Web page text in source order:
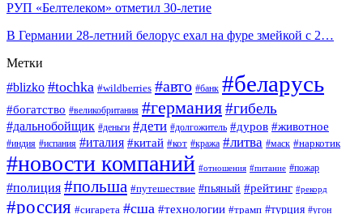
РУП «Белтелеком» отметил 30-летие
В Германии 28-летний белорус ехал на фуре змейкой с 2…
Метки
#blizko #tochka #wildberries #авто #банк #беларусь
#богатство #великобритания #германия#гибель
#дальнобойщик #деньги #дети #долгожитель #дуров #животное
#индия #испания #италия #китай #кот #кража #литва #маск #наркотик
#новости компаний #отношения #питание #пожар
#полиция #польша #путешествие #пьяный #рейтинг #рекорд
#россия #сигарета #сша #технологии #трамп #турция #угон